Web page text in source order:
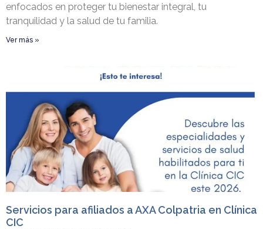
enfocados en proteger tu bienestar integral, tu
tranquilidad y la salud de tu familia.
Ver más »
Servicios para afiliados a AXA Colpatria en Clínica
CIC